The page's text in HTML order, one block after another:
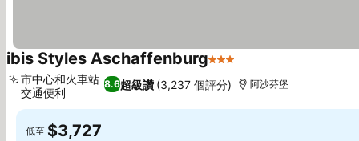
ibis Styles Aschaffenburg3 星級
8.6超級讚 (3,237 個評分)
市中心和火車站
交通便利
阿沙芬堡
低至 $3,727